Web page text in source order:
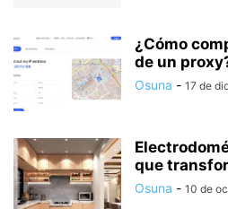
¿Cómo
de un
Osuna - 17 de
que
Osuna - 10 de